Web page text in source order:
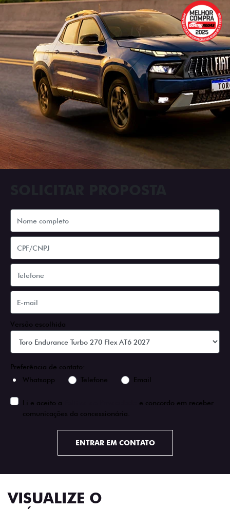
Versão escolhida
Preferência de contato:
Whatsapp
Telefone Email
Li e aceito a
e concordo em receber
comunicações da concessionária.
ENTRAR EM CONTATO
VISUALIZE O